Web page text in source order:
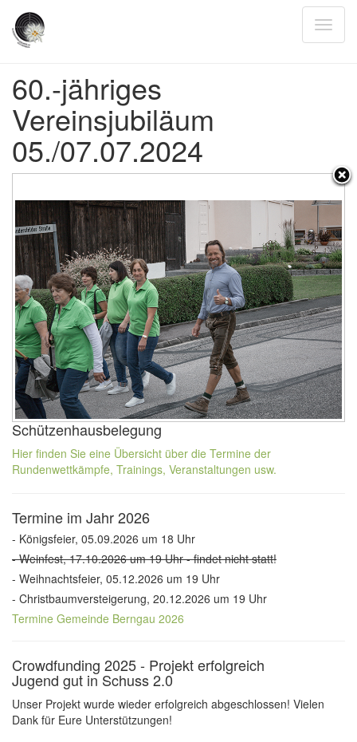
60.-jähriges
Vereinsjubiläum
05./07.07.2024
Schützenhausbelegung
Hier finden Sie eine Übersicht über die Termine der
Rundenwettkämpfe, Trainings, Veranstaltungen usw.
Termine im Jahr 2026
- Königsfeier, 05.09.2026 um 18 Uhr
- Weinfest, 17.10.2026 um 19 Uhr - findet nicht statt!
- Weihnachtsfeier, 05.12.2026 um 19 Uhr
- Christbaumversteigerung, 20.12.2026 um 19 Uhr
Termine Gemeinde Berngau 2026
Crowdfunding 2025 - Projekt erfolgreich
Jugend gut in Schuss 2.0
Unser Projekt wurde wieder erfolgreich abgeschlossen! Vielen
Dank für Eure Unterstützungen!